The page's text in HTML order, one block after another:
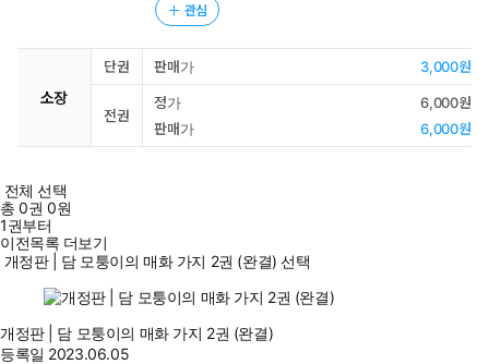
관심
소장
단권 판매가 3,000원
전권
정가
6,000원
판매가
6,000원
전체 선택
총0권 0원
1권부터
이전목록 더보기
개정판 | 담 모퉁이의 매화 가지 2권 (완결) 선택
개정판 | 담 모퉁이의 매화 가지 2권 (완결)
등록일 2023.06.05